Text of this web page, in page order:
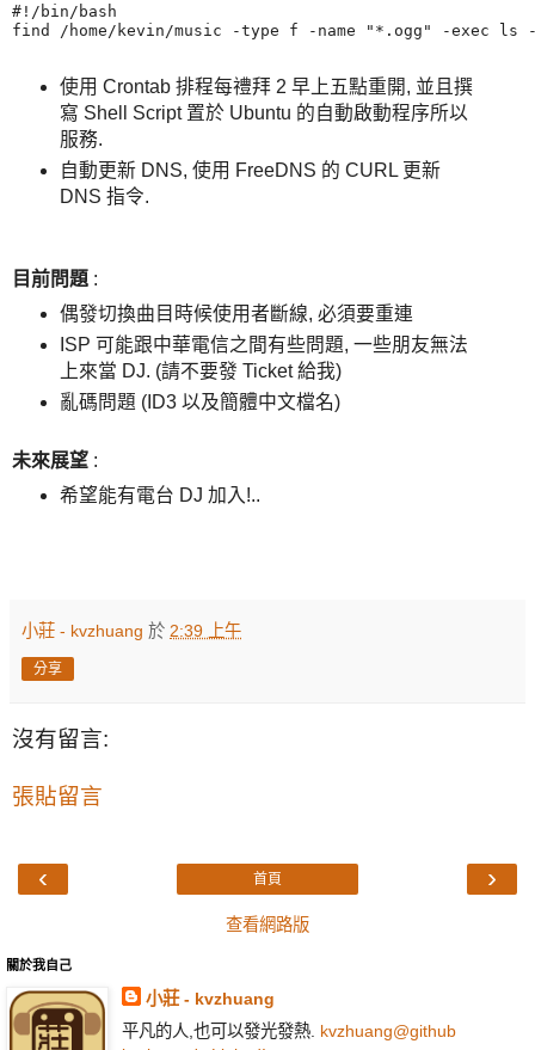
#!/bin/bash
find /home/kevin/music -type f -name "*.ogg" -
使用 Crontab 排程每禮拜 2 早上五點重開, 並且撰
寫 Shell Script 置於 Ubuntu 的自動啟動程序所以
服務.
自動更新 DNS, 使用 FreeDNS 的 CURL 更新
DNS 指令.
目前問題 :
偶發切換曲目時候使用者斷線, 必須要重連
ISP 可能跟中華電信之間有些問題, 一些朋友無法
上來當 DJ. (請不要發 Ticket 給我)
亂碼問題 (ID3 以及簡體中文檔名)
未來展望 :
希望能有電台 DJ 加入!..
小莊 - kvzhuang 於 2:39 上午
分享
沒有留言:
張貼留言
‹ ›
首頁
查看網路版
關於我自己
小莊 - kvzhuang
平凡的人,也可以發光發熱. kvzhuang@github